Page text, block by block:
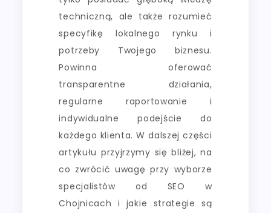
techniczną, ale także rozumieć
specyfikę lokalnego rynku i
potrzeby Twojego biznesu.
Powinna oferować
transparentne działania,
regularne raportowanie i
indywidualne podejście do
każdego klienta. W dalszej części
artykułu przyjrzymy się bliżej, na
co zwrócić uwagę przy wyborze
specjalistów od SEO w
Chojnicach i jakie strategie są